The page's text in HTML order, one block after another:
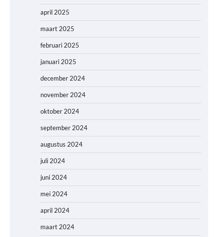
april 2025
maart 2025
februari 2025
januari 2025
december 2024
november 2024
oktober 2024
september 2024
augustus 2024
juli 2024
juni 2024
mei 2024
april 2024
maart 2024